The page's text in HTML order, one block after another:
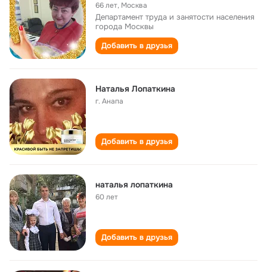
66 лет, Москва
Департамент труда и занятости населения
города Москвы
Добавить в друзья
Наталья Лопаткина
г. Анапа
Добавить в друзья
наталья лопаткина
60 лет
Добавить в друзья